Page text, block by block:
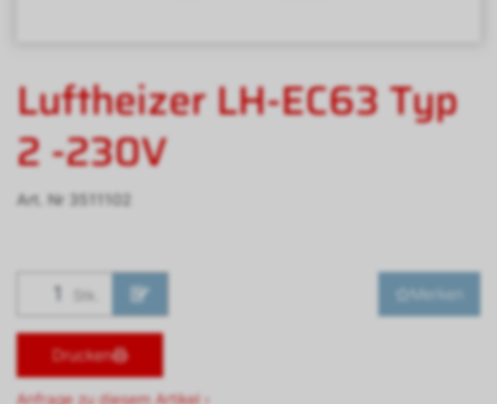
Luftheizer LH-EC63 Typ
2 -230V
Art. Nr 3511102
Stk. Merken
Drucken
Anfrage zu diesem Artikel ›